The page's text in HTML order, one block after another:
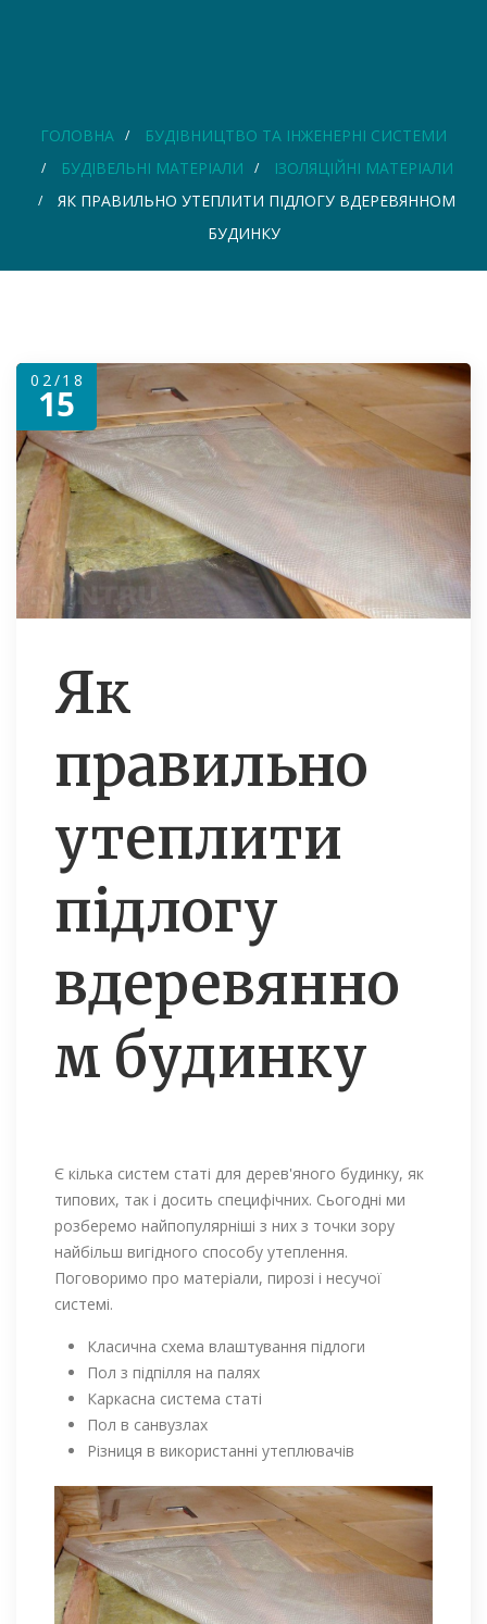
ГОЛОВНА
БУДІВНИЦТВО ТА ІНЖЕНЕРНІ СИСТЕМИ
БУДІВЕЛЬНІ МАТЕРІАЛИ
ІЗОЛЯЦІЙНІ МАТЕРІАЛИ
ЯК ПРАВИЛЬНО УТЕПЛИТИ ПІДЛОГУ ВДЕРЕВЯННОМ
БУДИНКУ
02/18
15
Як
правильно
утеплити
підлогу
вдеревянно
м будинку
Є кілька систем статі для дерев'яного будинку, як
типових, так і досить специфічних. Сьогодні ми
розберемо найпопулярніші з них з точки зору
найбільш вигідного способу утеплення.
Поговоримо про матеріали, пирозі і несучої
системі.
Класична схема влаштування підлоги
Пол з підпілля на палях
Каркасна система статі
Пол в санвузлах
Різниця в використанні утеплювачів